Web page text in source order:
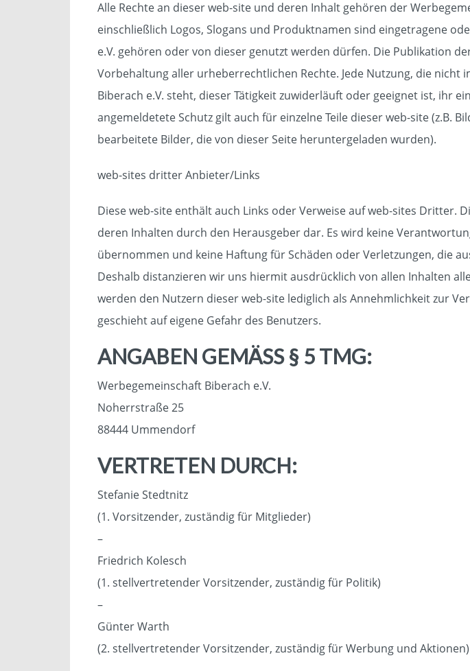
Alle Rechte an dieser web-site und deren Inhalt gehören der
einschließlich Logos, Slogans und Produktnamen sind eingetragene
e.V. gehören oder von dieser genutzt werden dürfen. Die Publikation
Vorbehaltung aller urheberrechtlichen Rechte. Jede Nutzung, die
Biberach e.V. steht, dieser Tätigkeit zuwiderläuft oder geeignet ist, ihr
angemeldetete Schutz gilt auch für einzelne Teile dieser web-site (z.B.
bearbeitete Bilder, die von dieser Seite heruntergeladen wurden).
web-sites dritter Anbieter/Links
Diese web-site enthält auch Links oder Verweise auf web-sites Dritter.
deren Inhalten durch den Herausgeber dar. Es wird keine
übernommen und keine Haftung für Schäden oder Verletzungen, die
Deshalb distanzieren wir uns hiermit ausdrücklich von allen Inhalten
werden den Nutzern dieser web-site lediglich als Annehmlichkeit zur
geschieht auf eigene Gefahr des Benutzers.
ANGABEN GEMÄSS § 5 TMG:
Werbegemeinschaft Biberach e.V.
Noherrstraße 25
88444 Ummendorf
VERTRETEN DURCH:
Stefanie Stedtnitz
(1. Vorsitzender, zuständig für Mitglieder)
–
Friedrich Kolesch
(1. stellvertretender Vorsitzender, zuständig für Politik)
–
Günter Warth
(2. stellvertretender Vorsitzender, zuständig für Werbung und Aktionen)